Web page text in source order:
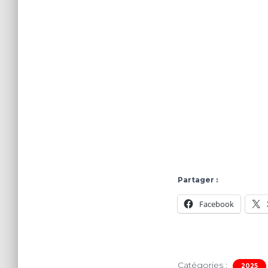
Partager :
Facebook
Catégories : 2025